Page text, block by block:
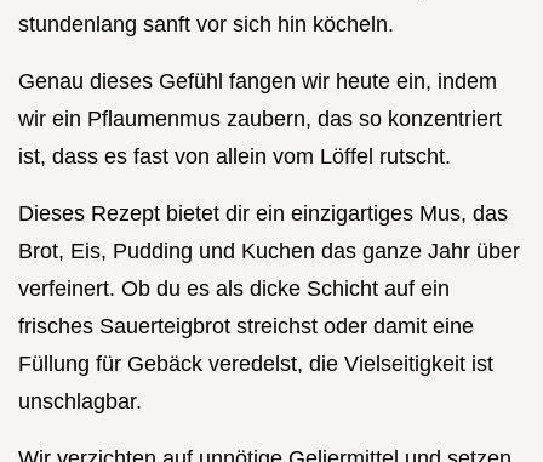
stundenlang sanft vor sich hin köcheln.
Genau dieses Gefühl fangen wir heute ein, indem
wir ein Pflaumenmus zaubern, das so konzentriert
ist, dass es fast von allein vom Löffel rutscht.
Dieses Rezept bietet dir ein einzigartiges Mus, das
Brot, Eis, Pudding und Kuchen das ganze Jahr über
verfeinert. Ob du es als dicke Schicht auf ein
frisches Sauerteigbrot streichst oder damit eine
Füllung für Gebäck veredelst, die Vielseitigkeit ist
unschlagbar.